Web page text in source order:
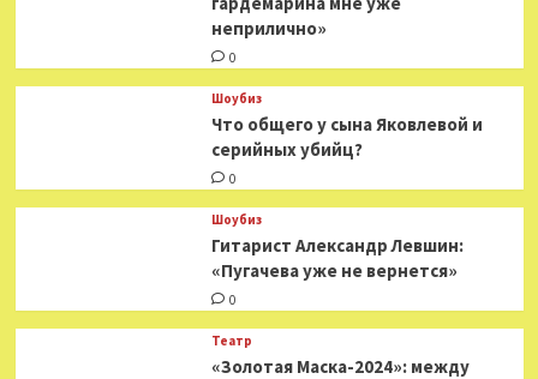
неприлично»
0
Шоубиз
Что общего у сына Яковлевой и
серийных убийц?
0
Шоубиз
Гитарист Александр Левшин:
«Пугачева уже не вернется»
0
Театр
«Золотая Маска-2024»: между